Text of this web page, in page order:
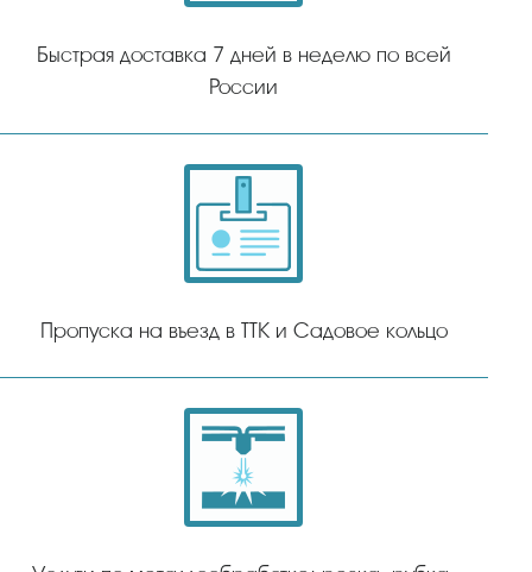
Быстрая доставка 7 дней в неделю по всей
России
Пропуска на въезд в ТТК и Садовое кольцо